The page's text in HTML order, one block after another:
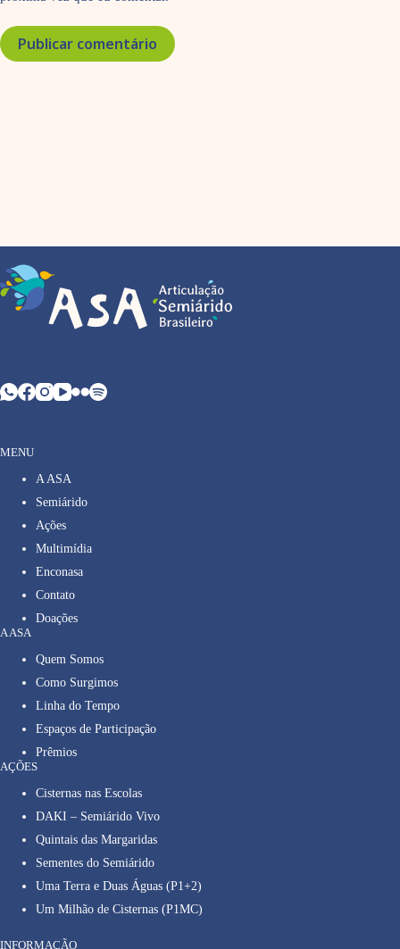
Publicar comentário
MENU
A ASA
Semiárido
Ações
Multimídia
Enconasa
Contato
Doações
A ASA
Quem Somos
Como Surgimos
Linha do Tempo
Espaços de Participação
Prêmios
AÇÕES
Cisternas nas Escolas
DAKI – Semiárido Vivo
Quintais das Margaridas
Sementes do Semiárido
Uma Terra e Duas Águas (P1+2)
Um Milhão de Cisternas (P1MC)
INFORMAÇÃO